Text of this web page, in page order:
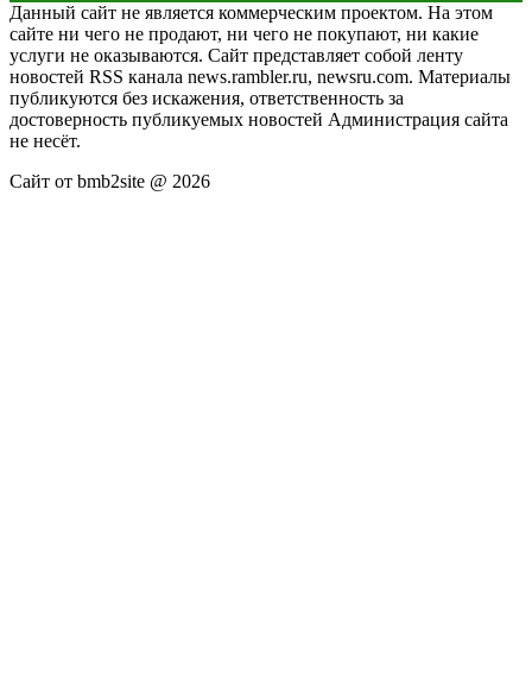
Данный сайт не является коммерческим проектом. На этом
сайте ни чего не продают, ни чего не покупают, ни какие
услуги не оказываются. Сайт представляет собой ленту
новостей RSS канала news.rambler.ru, newsru.com. Материалы
публикуются без искажения, ответственность за
достоверность публикуемых новостей Администрация сайта
не несёт.
Сайт от bmb2site @ 2026